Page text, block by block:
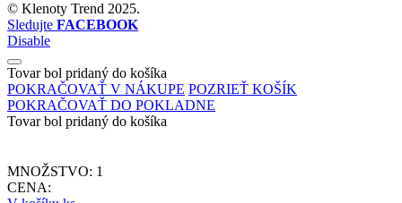
© Klenoty Trend 2025.
Sledujte FACEBOOK
Disable
Tovar bol pridaný do košíka
POKRAČOVAŤ V NÁKUPE POZRIEŤ KOŠÍK
POKRAČOVAŤ DO POKLADNE
Tovar bol pridaný do košíka
MNOŽSTVO: 1
CENA: